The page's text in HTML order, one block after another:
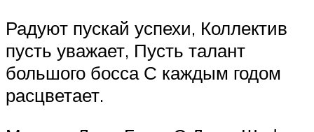
Радуют пускай успехи, Коллектив
пусть уважает, Пусть талант
большого босса С каждым годом
расцветает.